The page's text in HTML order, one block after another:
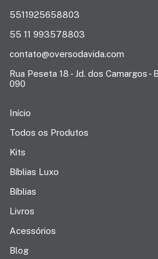
5511925658803
55 11 993578803
contato@oversodavida.com
Rua Peseta 18 - Jd. dos Camargos -
090
Início
Todos os Produtos
Kits
Bíblias Luxo
Bíblias
Livros
Acessórios
Blog